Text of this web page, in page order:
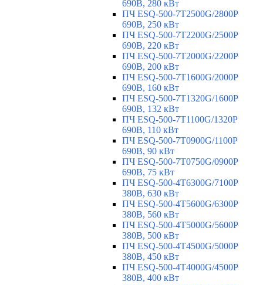
690В, 280 кВт
ПЧ ESQ-500-7T2500G/2800P
690В, 250 кВт
ПЧ ESQ-500-7T2200G/2500P
690В, 220 кВт
ПЧ ESQ-500-7T2000G/2200P
690В, 200 кВт
ПЧ ESQ-500-7T1600G/2000P
690В, 160 кВт
ПЧ ESQ-500-7T1320G/1600P
690В, 132 кВт
ПЧ ESQ-500-7T1100G/1320P
690В, 110 кВт
ПЧ ESQ-500-7T0900G/1100P
690В, 90 кВт
ПЧ ESQ-500-7T0750G/0900P
690В, 75 кВт
ПЧ ESQ-500-4T6300G/7100P
380В, 630 кВт
ПЧ ESQ-500-4T5600G/6300P
380В, 560 кВт
ПЧ ESQ-500-4T5000G/5600P
380В, 500 кВт
ПЧ ESQ-500-4T4500G/5000P
380В, 450 кВт
ПЧ ESQ-500-4T4000G/4500P
380В, 400 кВт